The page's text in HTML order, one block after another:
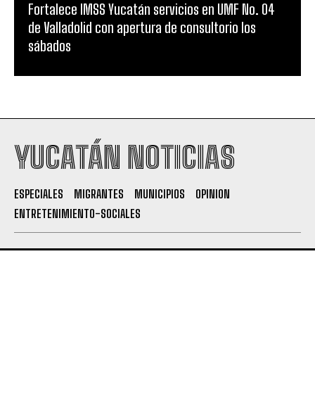
Fortalece IMSS Yucatán servicios en UMF No. 04
de Valladolid con apertura de consultorio los
sábados
YUCATÁN NOTICIAS
ESPECIALES MIGRANTES MUNICIPIOS
OPINION
ENTRETENIMIENTO-SOCIALES